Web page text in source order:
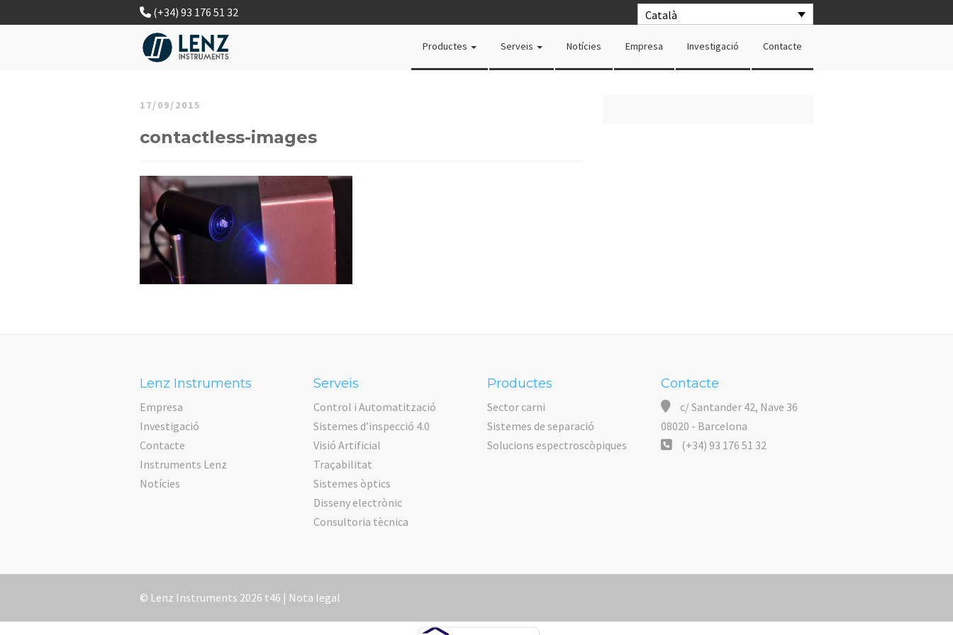
Català
(+34) 93 176 51 32
Productes Serveis Notícies Empresa Investigació Contacte
17/09/2015
contactless-images
Lenz Instruments
Empresa
Investigació
Contacte
Instruments Lenz
Notícies
Serveis
Control i Automatització
Sistemes d’inspecció 4.0
Visió Artificial
Traçabilitat
Sistemes òptics
Disseny electrònic
Consultoria tècnica
Productes
Sector carni
Sistemes de separació
Solucions espectroscòpiques
Contacte
c/ Santander 42, Nave 36
08020 - Barcelona
(+34) 93 176 51 32
© Lenz Instruments 2026 t46 | Nota legal